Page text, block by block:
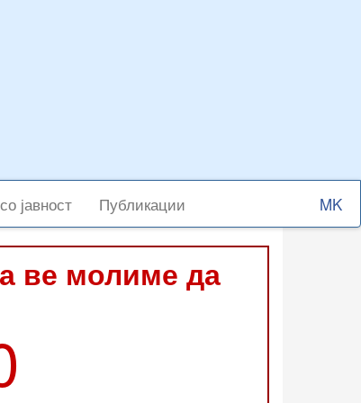
јавност Публикации
Select
your
ве молиме да